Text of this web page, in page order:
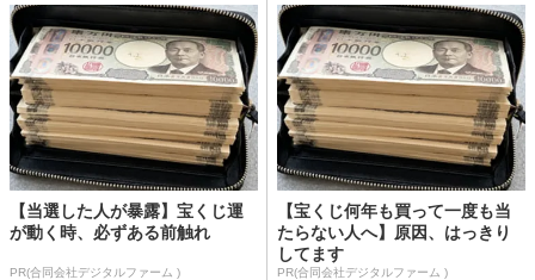
【当選した人が暴露】宝くじ運
が動く時、必ずある前触れ
PR(合同会社デジタルファーム )
【宝くじ何年も買って一度も当
たらない人へ】原因、はっきり
してます
PR(合同会社デジタルファーム )